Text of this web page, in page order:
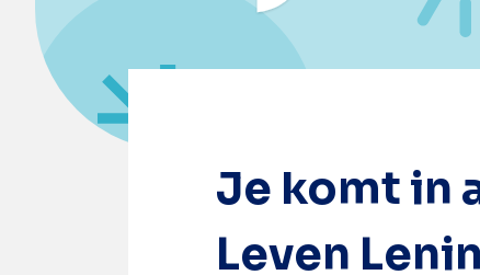
Je komt in
Leven